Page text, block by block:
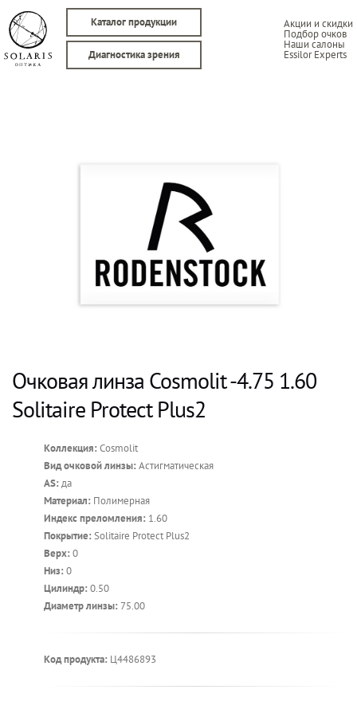
Каталог продукции Акции и скидки
Подбор очков
Наши салоны
Essilor Experts
Диагностика зрения
Очковая линза Cosmolit -4.75 1.60
Solitaire Protect Plus2
Коллекция: Cosmolit
Вид очковой линзы: Астигматическая
AS: да
Материал: Полимерная
Индекс преломления: 1.60
Покрытие: Solitaire Protect Plus2
Верх: 0
Низ: 0
Цилиндр: 0.50
Диаметр линзы: 75.00
Код продукта: Ц4486893